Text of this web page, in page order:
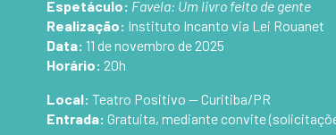
Espetáculo: Favela: Um livro feito de gente
Realização: Instituto Incanto via Lei Rouanet
Data: 11 de novembro de 2025
Horário: 20h
Local: Teatro Positivo — Curitiba/PR
Entrada: Gratuita, mediante convite